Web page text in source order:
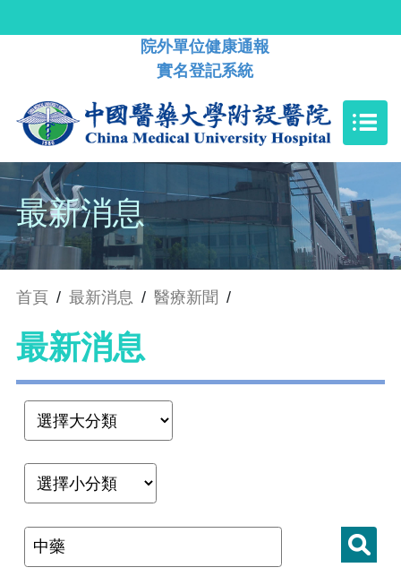
院外單位健康通報
實名登記系統
最新消息
首頁 / 最新消息 / 醫療新聞 /
最新消息